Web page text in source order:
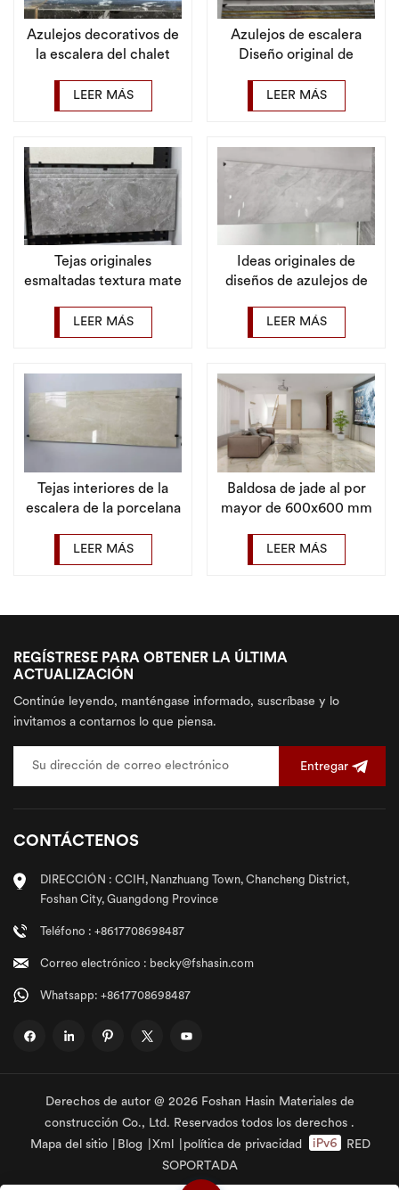
Azulejos decorativos de
la escalera del chalet
moldeado de una sola
pieza del arco
LEER MÁS
Azulejos de escalera
Diseño original de
con ranura para villa
LEER MÁS
Tejas originales
esmaltadas textura mate
del surco caliente de la
venta
LEER MÁS
Ideas originales de
diseños de azulejos de
alta calidad para el
hogar
LEER MÁS
Tejas interiores de la
escalera de la porcelana
brillante del diseño del
chalet
LEER MÁS
Baldosa de jade al por
mayor de 600x600 mm
porcelana para sala de
estar
LEER MÁS
REGÍSTRESE PARA OBTENER LA ÚLTIMA
ACTUALIZACIÓN
Continúe leyendo, manténgase informado, suscríbase y lo
invitamos a contarnos lo que piensa.
Entregar
CONTÁCTENOS
DIRECCIÓN : CCIH, Nanzhuang Town, Chancheng District,
Foshan City, Guangdong Province
Teléfono : +8617708698487
Correo electrónico : becky@fshasin.com
Whatsapp: +8617708698487
Derechos de autor @ 2026 Foshan Hasin Materiales de
construcción Co., Ltd. Reservados todos los derechos .
Mapa del sitio
Blog Xml política de privacidad
RED
SOPORTADA